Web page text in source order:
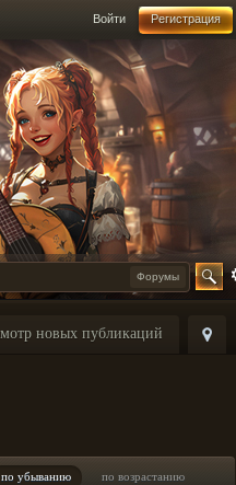
Войти Регистрация
Форумы
новых публикаций
по убыванию по возрастанию